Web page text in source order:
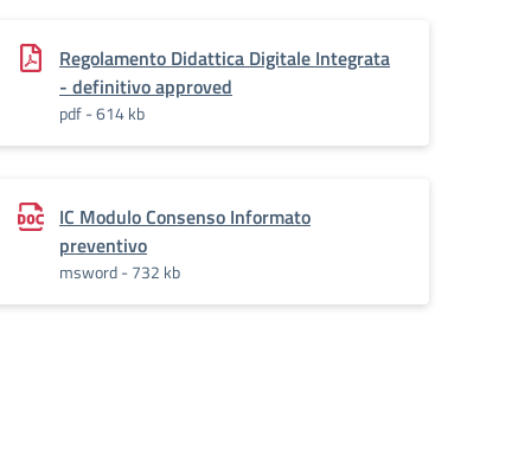
Regolamento Didattica Digitale Integrata
- definitivo approved
pdf - 614 kb
IC Modulo Consenso Informato
preventivo
msword - 732 kb